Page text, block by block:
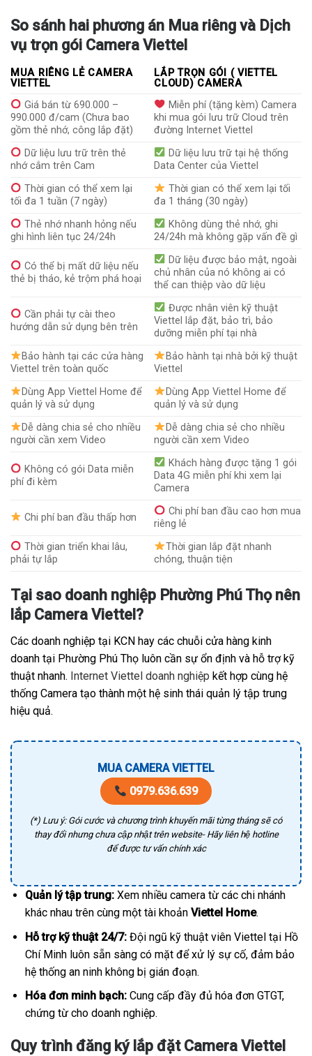
So sánh hai phương án Mua riêng và Dịch
vụ trọn gói Camera Viettel
MUA RIÊNG LẺ CAMERA
VIETTEL
LẮP TRỌN GÓI ( VIETTEL
CLOUD) CAMERA
Giá bán từ 690.000 –
990.000 đ/cam (Chưa bao
gồm thẻ nhớ, công lắp đặt)
Miễn phí (tặng kèm) Camera
khi mua gói lưu trữ Cloud trên
đường Internet Viettel
Dữ liệu lưu trữ trên thẻ
nhớ cắm trên Cam
Dữ liệu lưu trữ tại hệ thống
Data Center của Viettel
Thời gian có thể xem lại
tối đa 1 tuần (7 ngày)
Thời gian có thể xem lại tối
đa 1 tháng (30 ngày)
Thẻ nhớ nhanh hỏng nếu
ghi hình liên tục 24/24h
Không dùng thẻ nhớ, ghi
24/24h mà không gặp vấn đề gì
Có thể bị mất dữ liệu nếu
thẻ bị tháo, kẻ trộm phá hoại
Dữ liệu được bảo mật, ngoài
chủ nhân của nó không ai có
thể can thiệp vào dữ liệu
Cần phải tự cài theo
hướng dẫn sử dụng bên trên
Được nhân viên kỹ thuật
Viettel lắp đặt, bảo trì, bảo
dưỡng miễn phí tại nhà
Bảo hành tại các cửa hàng
Viettel trên toàn quốc
Bảo hành tại nhà bởi kỹ thuật
Viettel
Dùng App Viettel Home để
quản lý và sử dụng
Dùng App Viettel Home để
quản lý và sử dụng
Dễ dàng chia sẻ cho nhiều
người cần xem Video
Dễ dàng chia sẻ cho nhiều
người cần xem Video
Không có gói Data miễn
phí đi kèm
Khách hàng được tặng 1 gói
Data 4G miễn phí khi xem lại
Camera
Chi phí ban đầu thấp hơn
Chi phí ban đầu cao hơn mua
riêng lẻ
Thời gian triển khai lâu,
phải tự lắp
Thời gian lắp đặt nhanh
chóng, thuận tiện
Tại sao doanh nghiệp Phường Phú Thọ nên
lắp Camera Viettel?
Các doanh nghiệp tại KCN hay các chuỗi cửa hàng kinh
doanh tại Phường Phú Thọ luôn cần sự ổn định và hỗ trợ kỹ
thuật nhanh. Internet Viettel doanh nghiệp kết hợp cùng hệ
thống Camera tạo thành một hệ sinh thái quản lý tập trung
hiệu quả.
MUA CAMERA VIETTEL
0979.636.639
(*) Lưu ý: Gói cước và chương trình khuyến mãi từng tháng sẽ có
thay đổi nhưng chưa cập nhật trên website- Hãy liên hệ hotline
để được tư vấn chính xác
Quản lý tập trung:Xem nhiều camera từ các chi nhánh
khác nhau trên cùng một tài khoản Viettel Home.
Hỗ trợ kỹ thuật 24/7:Đội ngũ kỹ thuật viên Viettel tại Hồ
Chí Minh luôn sẵn sàng có mặt để xử lý sự cố, đảm bảo
hệ thống an ninh không bị gián đoạn.
Hóa đơn minh bạch:Cung cấp đầy đủ hóa đơn GTGT,
chứng từ cho doanh nghiệp.
Quy trình đăng ký lắp đặt Camera Viettel